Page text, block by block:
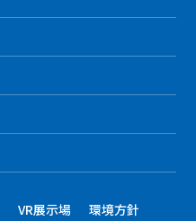
VR展示場 環境方針